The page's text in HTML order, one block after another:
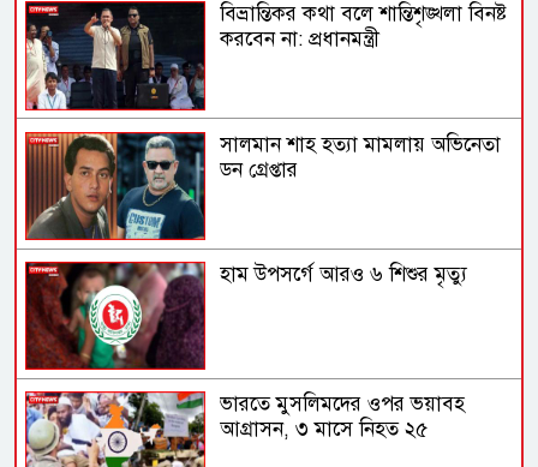
বিভ্রান্তিকর কথা বলে শান্তিশৃঙ্খলা বিনষ্ট
করবেন না: প্রধানমন্ত্রী
সালমান শাহ হত্যা মামলায় অভিনেতা
ডন গ্রেপ্তার
হাম উপসর্গে আরও ৬ শিশুর মৃত্যু
ভারতে মুসলিমদের ওপর ভয়াবহ
আগ্রাসন, ৩ মাসে নিহত ২৫